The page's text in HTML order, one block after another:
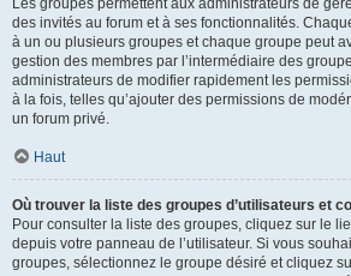
Les groupes permettent aux administrateurs de
des invités au forum et à ses fonctionnalités.
à un ou plusieurs groupes et chaque groupe peut
gestion des membres par l’intermédiaire des
administrateurs de modifier rapidement les
à la fois, telles qu’ajouter des permissions de
un forum privé.
Haut
Où trouver la liste des groupes d’utilisateurs et
Pour consulter la liste des groupes, cliquez sur le
depuis votre panneau de l’utilisateur. Si vous
groupes, sélectionnez le groupe désiré et cliquez